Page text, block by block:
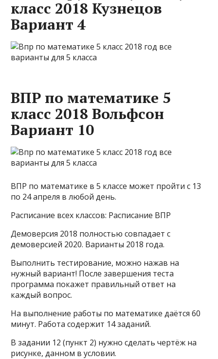
класс 2018 Кузнецов
Вариант 4
ВПР по математике 5
класс 2018 Вольфсон
Вариант 10
ВПР по математике в 5 классе может пройти с 13
по 24 апреля в любой день.
Расписание всех классов: Расписание ВПР
Демоверсия 2018 полностью совпадает с
демоверсией 2020. Варианты 2018 года.
Выполнить тестирование, можно нажав на
нужный вариант! После завершения теста
программа покажет правильный ответ на
каждый вопрос.
На выполнение работы по математике даётся 60
минут. Работа содержит 14 заданий.
В задании 12 (пункт 2) нужно сделать чертёж на
рисунке, данном в условии.